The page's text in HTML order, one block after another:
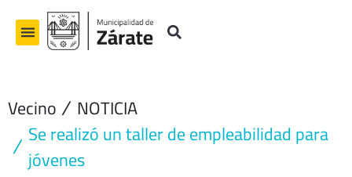
contenido
Vecino NOTICIA
Se realizó un taller de empleabilidad para
jóvenes